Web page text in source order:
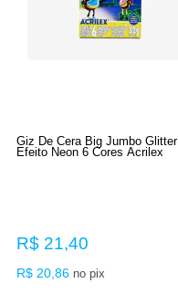
Giz De Cera Big Jumbo Glitter
Efeito Neon 6 Cores Acrilex
R$ 21,40
R$ 20,86 no pix